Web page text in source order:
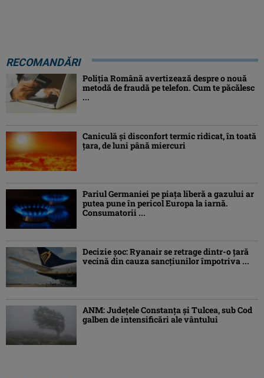
RECOMANDĂRI
Poliția Română avertizează despre o nouă
metodă de fraudă pe telefon. Cum te păcălesc
...
Caniculă şi disconfort termic ridicat, în toată
ţara, de luni până miercuri
Pariul Germaniei pe piaţa liberă a gazului ar
putea pune în pericol Europa la iarnă.
Consumatorii ...
Decizie șoc: Ryanair se retrage dintr-o țară
vecină din cauza sancțiunilor împotriva ...
ANM: Judeţele Constanţa şi Tulcea, sub Cod
galben de intensificări ale vântului